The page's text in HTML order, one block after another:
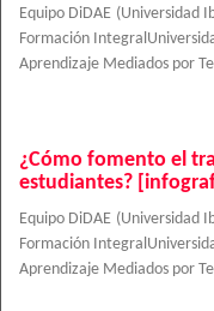
Equipo DiDAE (Universidad
Formación
Aprendizaje Mediados por
¿Cómo fomento el
estudiantes?
Equipo DiDAE (Universidad
Formación
Aprendizaje Mediados por